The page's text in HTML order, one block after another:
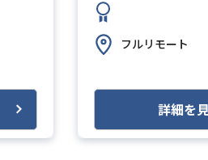
フルリモート
詳細を